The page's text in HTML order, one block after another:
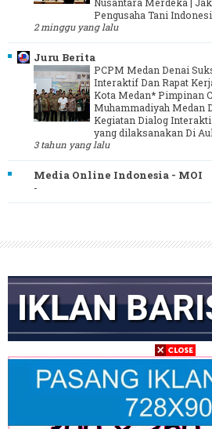
Nusantara Merdeka |
Pengusaha Tani
2 minggu yang lalu
Juru Berita
PCPM Medan Denai
Interaktif Dan Rapat
Kota Medan* Pimpinan
Muhammadiyah Medan
Kegiatan Dialog
yang dilaksanakan Di
3 tahun yang lalu
Media Online Indonesia - MOI
-